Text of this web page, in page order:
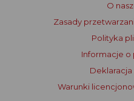
O
Zasady
Polityka
Informacje o
Warunki